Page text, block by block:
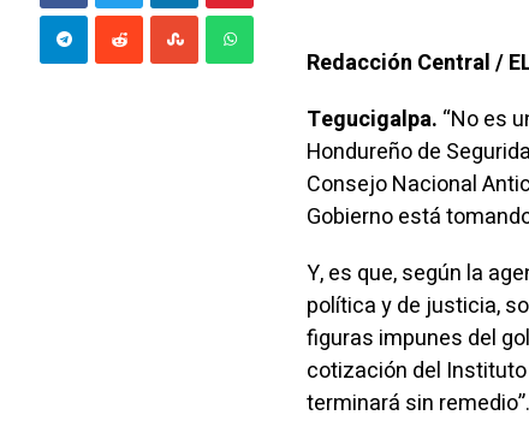
Redacción Central /
Tegucigalpa. “No es
Hondureño de
Consejo Nacional
Gobierno está
Y, es que, según la
política y de justicia,
figuras impunes del
cotización del
terminará sin remedio”.